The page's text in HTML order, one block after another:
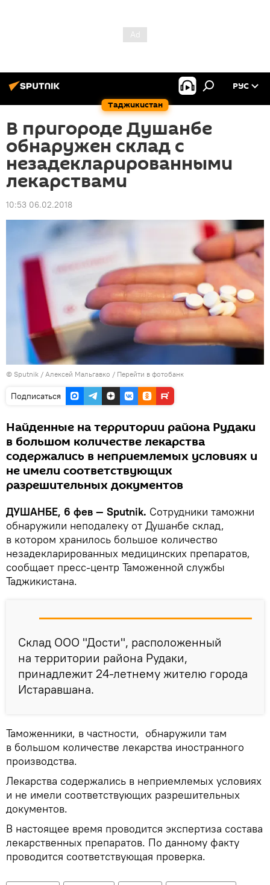
Таджикистан
РУС
В пригороде Душанбе
обнаружен склад c
незадекларированными
лекарствами
10:53 06.02.2018
© Sputnik / Алексей Мальгавко / Перейти в фотобанк
Подписаться
Найденные на территории района Рудаки
в большом количестве лекарства
содержались в неприемлемых условиях и
не имели соответствующих
разрешительных документов
ДУШАНБЕ, 6 фев — Sputnik. Сотрудники таможни
обнаружили неподалеку от Душанбе склад,
в котором хранилось большое количество
незадекларированных медицинских препаратов,
сообщает пресс-центр Таможенной службы
Таджикистана.
Склад ООО "Дости", расположенный
на территории района Рудаки,
принадлежит 24-летнему жителю города
Истаравшана.
Таможенники, в частности, обнаружили там
в большом количестве лекарства иностранного
производства.
Лекарства содержались в неприемлемых условиях
и не имели соответствующих разрешительных
документов.
В настоящее время проводится экспертиза состава
лекарственных препаратов. По данному факту
проводится соответствующая проверка.